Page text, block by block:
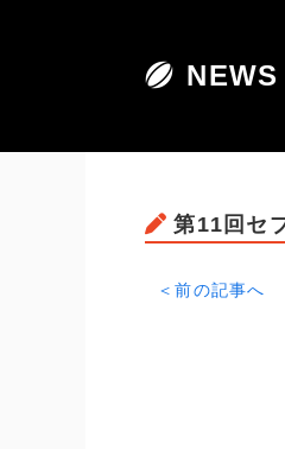
第11回セ
＜前の記事へ